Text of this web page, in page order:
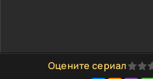
Оцените сериал
1 2 3 4 5